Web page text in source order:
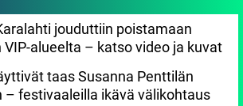
jouduttiin poistamaan
alueelta – katso video ja kuvat
taas Susanna Penttilän
– festivaaleilla ikävä välikohtaus